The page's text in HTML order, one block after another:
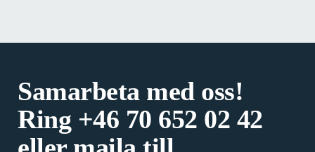
Samarbeta med oss!
Ring +46 70 652 02 42